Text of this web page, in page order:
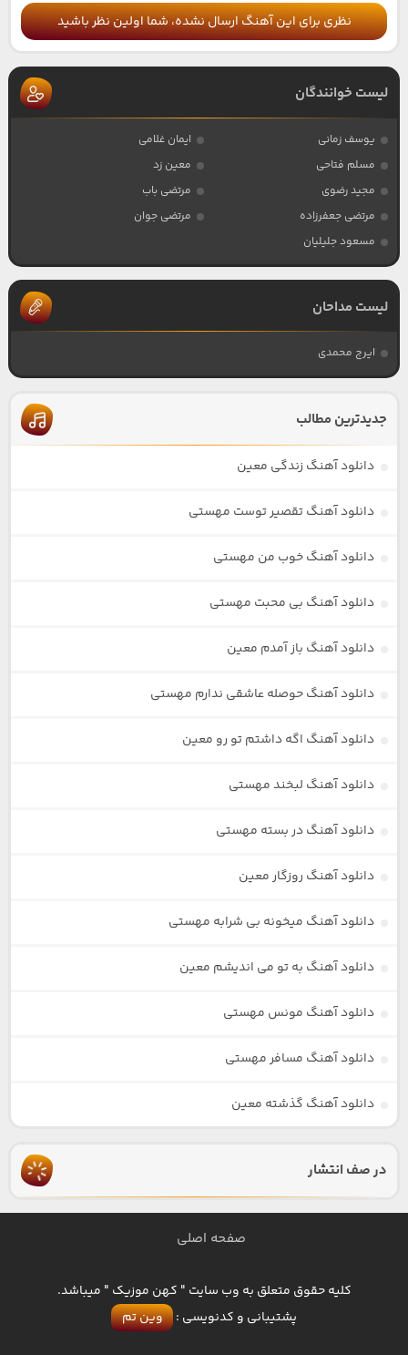
نظری برای این آهنگ ارسال نشده، شما اولین نظر باشید
لیست خوانندگان
یوسف زمانی
ایمان غلامی
مسلم فتاحی
معین زد
مجید رضوی
مرتضی باب
مرتضی جعفرزاده
مرتضی جوان
مسعود جلیلیان
لیست مداحان
ایرج محمدی
جدیدترین مطالب
دانلود آهنگ زندگی معین
دانلود آهنگ تقصیر توست مهستی
دانلود آهنگ خوب من مهستی
دانلود آهنگ بی محبت مهستی
دانلود آهنگ باز آمدم معین
دانلود آهنگ حوصله عاشقی ندارم مهستی
دانلود آهنگ اگه داشتم تو رو معین
دانلود آهنگ لبخند مهستی
دانلود آهنگ در بسته مهستی
دانلود آهنگ روزگار معین
دانلود آهنگ میخونه بی شرابه مهستی
دانلود آهنگ به تو می اندیشم معین
دانلود آهنگ مونس مهستی
دانلود آهنگ مسافر مهستی
دانلود آهنگ گذشته معین
در صف انتشار
صفحه اصلی
کلیه حقوق متعلق به وب سایت " کهن موزیک " میباشد.
پشتیبانی و کدنویسی : وین تم